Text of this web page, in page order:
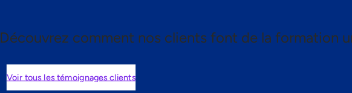
Découvrez comment nos clients font de la formation
Voir tous les témoignages clients